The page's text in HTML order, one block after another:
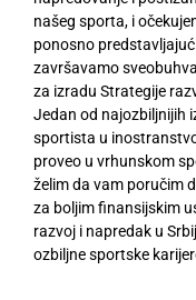
našeg sporta, i
ponosno
završavamo
za izradu Strategije
Jedan od najozbiljnijih
sportista u
proveo u vrhunskom
želim da vam poručim
za boljim finansijskim
razvoj i napredak u
ozbiljne sportske